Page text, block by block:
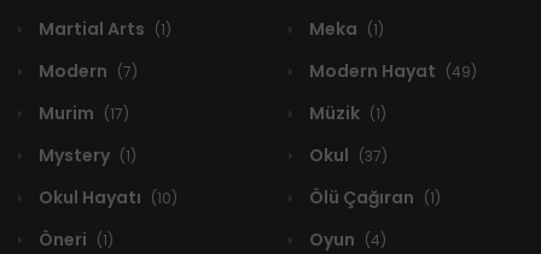
Martial Arts (1) Meka (1)
Modern (7) Modern Hayat (49)
Murim (17) Müzik (1)
Mystery (1) Okul (37)
Okul Hayatı (10) Ölü Çağıran (1)
Öneri (1) Oyun (4)